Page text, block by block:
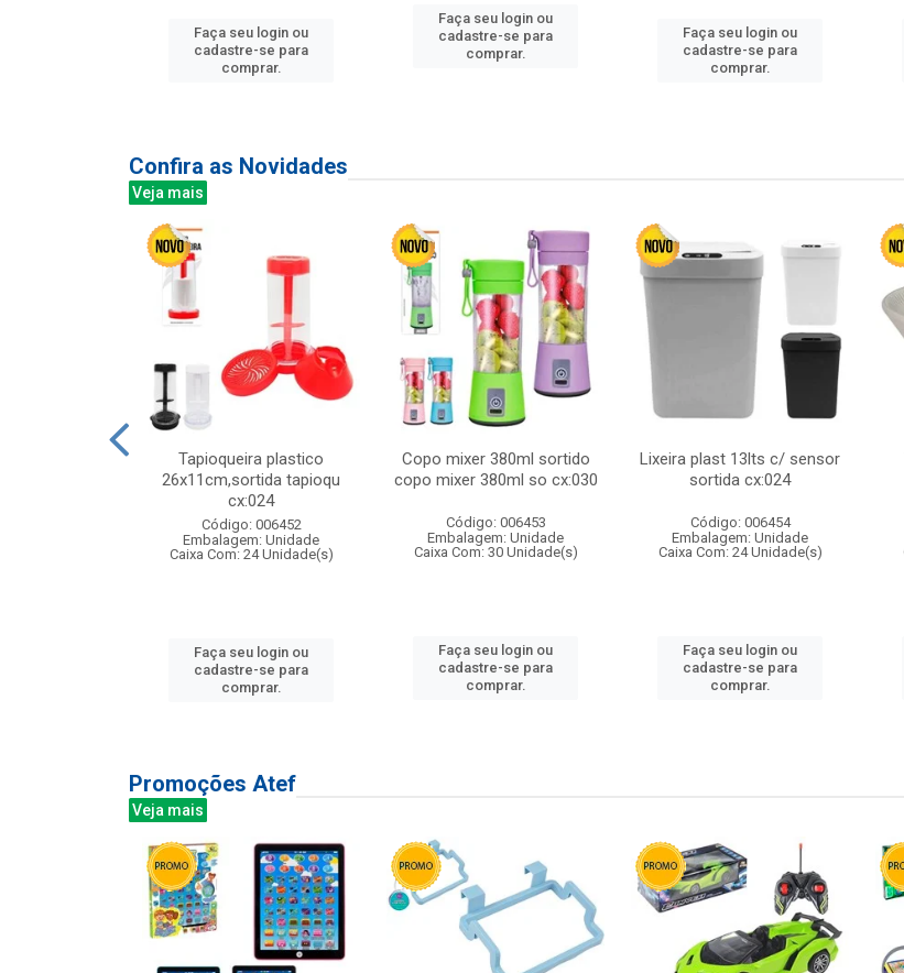
Faça seu login ou
cadastre-se para
comprar.
Faça seu login ou
cadastre-se para
comprar.
Faça seu login ou
cadastre-se para
comprar.
Confira as Novidades
Veja mais
Tapioqueira plastico
26x11cm,sortida tapioqu
cx:024
Código: 006452
Embalagem: Unidade
Caixa Com: 24 Unidade(s)
Faça seu login ou
cadastre-se para
comprar.
Copo mixer 380ml sortido
copo mixer 380ml so cx:030
Código: 006453
Embalagem: Unidade
Caixa Com: 30 Unidade(s)
Faça seu login ou
cadastre-se para
comprar.
Lixeira plast 13lts c/ sensor
sortida cx:024
Código: 006454
Embalagem: Unidade
Caixa Com: 24 Unidade(s)
Faça seu login ou
cadastre-se para
comprar.
Promoções Atef
Veja mais